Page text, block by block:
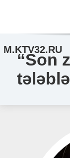
“Son
M.KTV32.RU